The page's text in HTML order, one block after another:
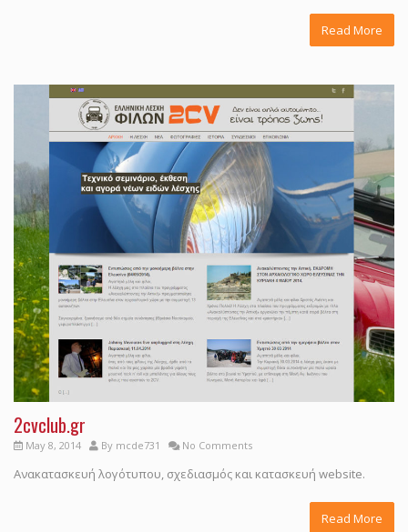
Read More
2cvclub.gr
May 8, 2014 By mcde731 No Comments
Ανακατασκευή λογότυπου, σχεδιασμός και κατασκευή website.
Read More